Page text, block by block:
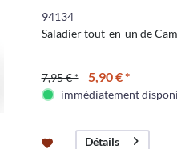
94134
Saladier tout-en-un de
7,95 € * 5,90 € *
immédiatement
Détails